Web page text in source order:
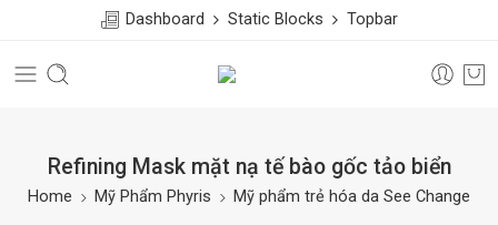
Dashboard Static Blocks Topbar
Refining Mask mặt nạ tế bào gốc tảo biển
Home Mỹ Phẩm Phyris Mỹ phẩm trẻ hóa da See Change